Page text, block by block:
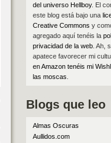
del universo Hellboy. El
este blog está bajo una
Creative Commons y
agregado aquí tenéis la
privacidad de la web. Ah,
apatece favorecer mi
en Amazon tenéis mi
las moscas
Blogs que leo
Almas Oscuras
Aullidos.com